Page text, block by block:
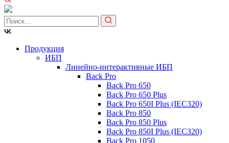
Продукция
ИБП
Линейно-интерактивные ИБП
Back Pro
Back Pro 650
Back Pro 650 Plus
Back Pro 650I Plus (IEC320)
Back Pro 850
Back Pro 850 Plus
Back Pro 850I Plus (IEC320)
Back Pro 1050